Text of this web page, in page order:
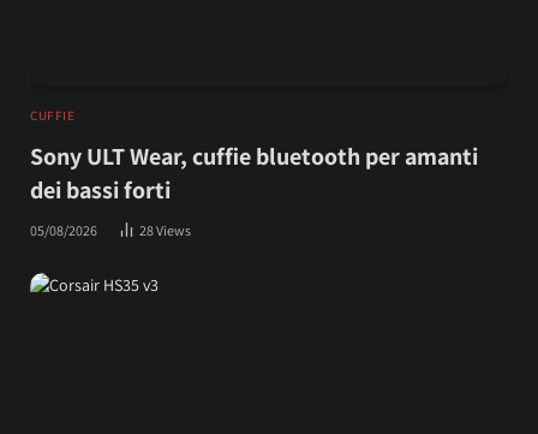
CUFFIE
Sony ULT Wear, cuffie bluetooth per amanti
dei bassi forti
05/08/2026 28Views